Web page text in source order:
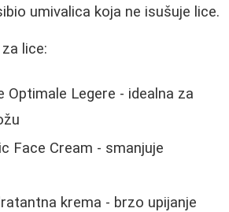
umivalica koja ne isušuje lice.
lice:
Optimale Legere - idealna za
Face Cream - smanjuje
krema - brzo upijanje